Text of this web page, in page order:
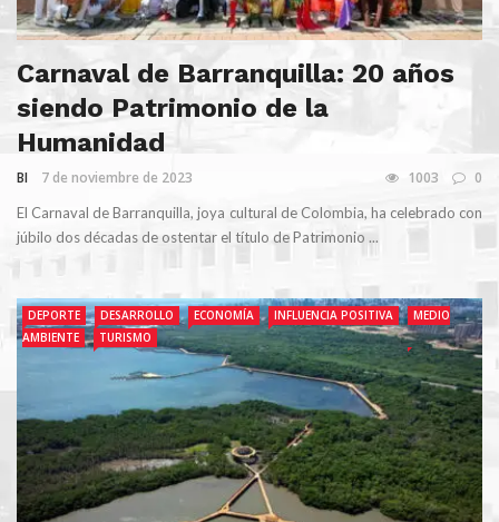
Carnaval de Barranquilla: 20 años
siendo Patrimonio de la
Humanidad
BI 7 de noviembre de 2023 1003 0
El Carnaval de Barranquilla, joya cultural de Colombia, ha celebrado con
júbilo dos décadas de ostentar el título de Patrimonio ...
DEPORTE DESARROLLO ECONOMÍA INFLUENCIA POSITIVA
MEDIO
AMBIENTE
TURISMO